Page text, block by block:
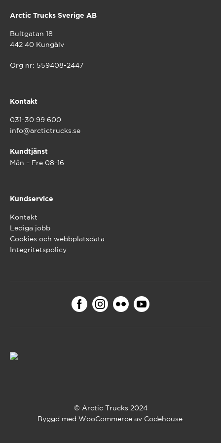
Arctic Trucks Sverige AB
Bultgatan 18
442 40 Kungälv
Org nr: 559408-2447
Kontakt
031-30 99 600
info@arctictrucks.se
Kundtjänst
Mån – Fre 08-16
Kundservice
Kontakt
Lediga jobb
Cookies och webbplatsdata
Integritetspolicy
© Arctic Trucks 2024
Byggd med WooCommerce av Codehouse.